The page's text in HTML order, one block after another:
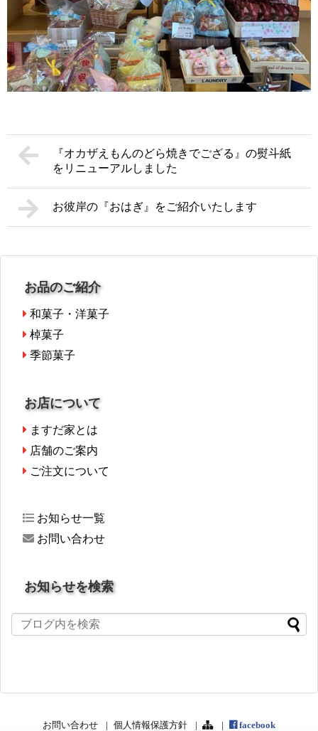
『オカザえもんのどら焼きでござる』の熨斗紙
をリニューアルしました
お彼岸の『おはぎ』をご紹介いたします
お品のご紹介
和菓子・洋菓子
棹菓子
季節菓子
お店について
ますだ家とは
店舗のご案内
ご注文について
お知らせ一覧
お問い合わせ
お知らせを検索
お問い合わせ 個人情報保護方針 facebook